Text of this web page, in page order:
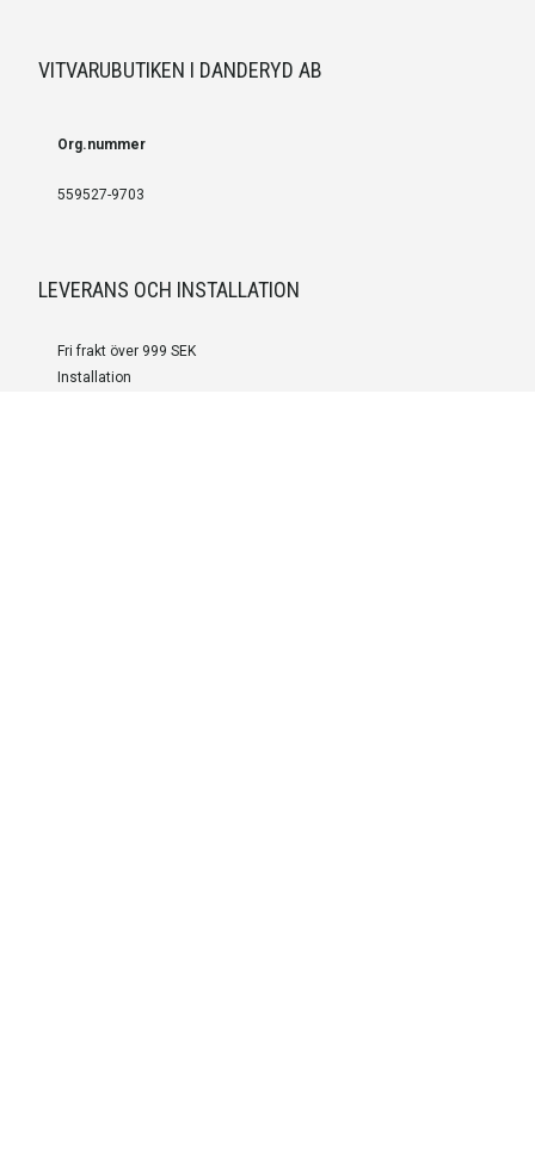
VITVARUBUTIKEN I DANDERYD AB
Org.nummer
559527-9703
LEVERANS OCH INSTALLATION
Fri frakt över 999 SEK
Installation